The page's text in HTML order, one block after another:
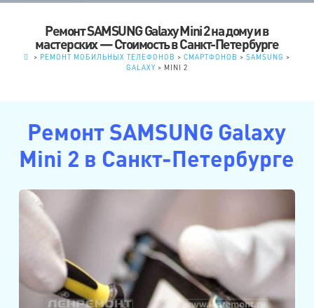
Ремонт SAMSUNG Galaxy Mini 2 на дому и в
мастерских — Стоимость в Санкт-Петербурге
> РЕМОНТ МОБИЛЬНЫХ ТЕЛЕФОНОВ > СМАРТФОНОВ > SAMSUNG >
GALAXY > MINI 2
Ремонт SAMSUNG Galaxy
Mini 2 в Санкт-Петербурге